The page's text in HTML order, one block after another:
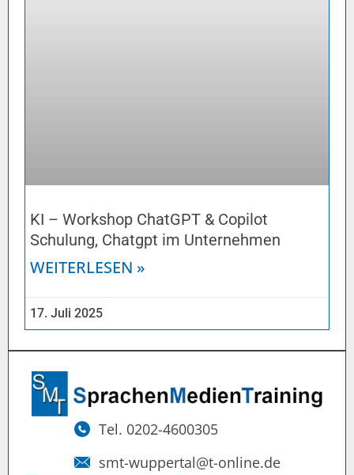
Tel. 0202-4600305
smt-wuppertal@t-online.de
KI – Workshop ChatGPT & Copilot
Schulung, Chatgpt im Unternehmen
WEITERLESEN »
17. Juli 2025